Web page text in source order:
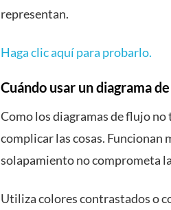
representan.
Haga clic aquí para probarlo.
Cuándo usar un diagrama
Como los diagramas de flujo
complicar las cosas. Funcionan
solapamiento no comprometa
Utiliza colores contrastados o